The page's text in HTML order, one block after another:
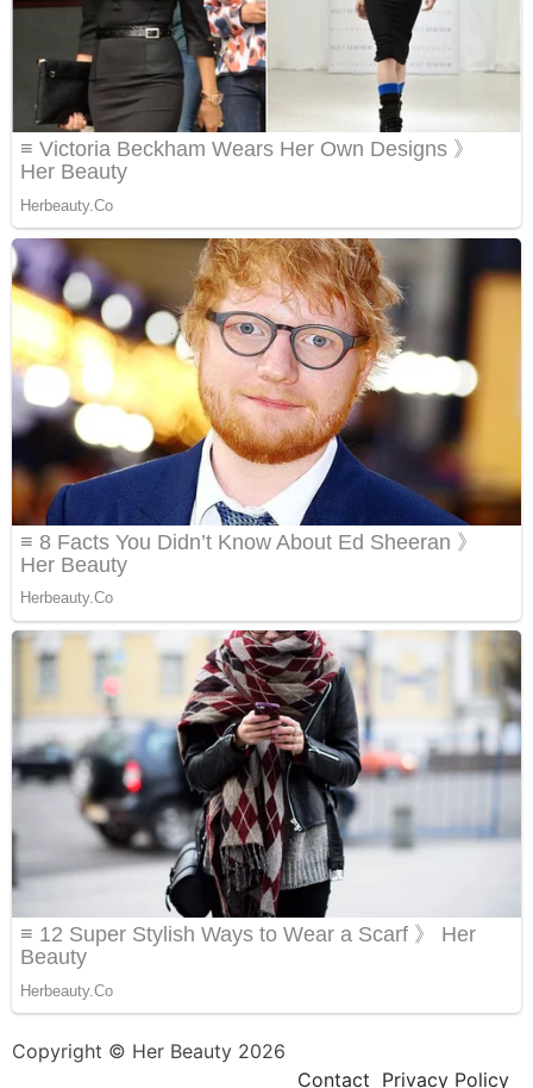
Copyright © Her Beauty 2026
Contact Privacy Policy